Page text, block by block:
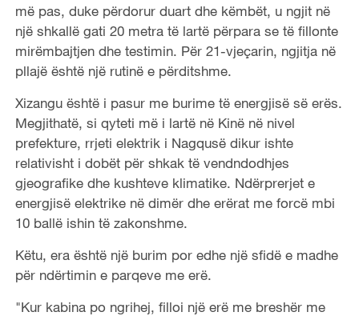
më pas, duke përdorur duart dhe këmbët, u ngjit në
një shkallë gati 20 metra të lartë përpara se të fillonte
mirëmbajtjen dhe testimin. Për 21-vjeçarin, ngjitja në
pllajë është një rutinë e përditshme.
Xizangu është i pasur me burime të energjisë së erës.
Megjithatë, si qyteti më i lartë në Kinë në nivel
prefekture, rrjeti elektrik i Nagqusë dikur ishte
relativisht i dobët për shkak të vendndodhjes
gjeografike dhe kushteve klimatike. Ndërprerjet e
energjisë elektrike në dimër dhe erërat me forcë mbi
10 ballë ishin të zakonshme.
Këtu, era është një burim por edhe një sfidë e madhe
për ndërtimin e parqeve me erë.
"Kur kabina po ngrihej, filloi një erë me breshër me